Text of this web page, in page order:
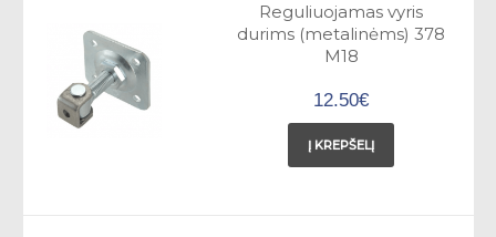
Reguliuojamas vyris
durims (metalinėms) 378
M18
12.50€
Į KREPŠELĮ